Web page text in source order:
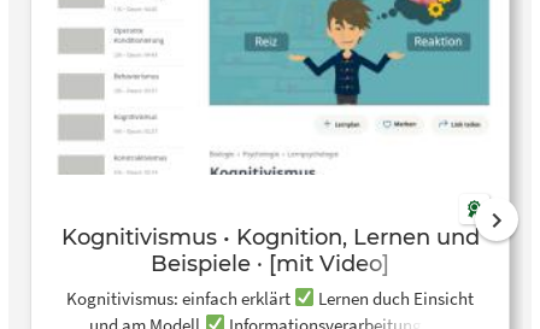
Kognitivismus • Kognition, Lernen und
Beispiele · [mit Video]
Kognitivismus: einfach erklärt
Lernen duch Einsicht